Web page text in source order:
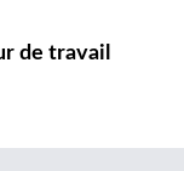
de travail